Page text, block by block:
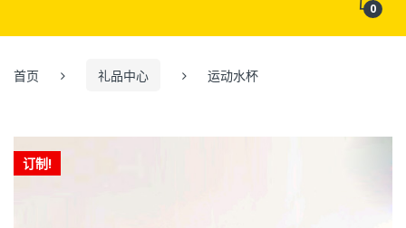
0
首页 礼品中心 运动水杯
订制!